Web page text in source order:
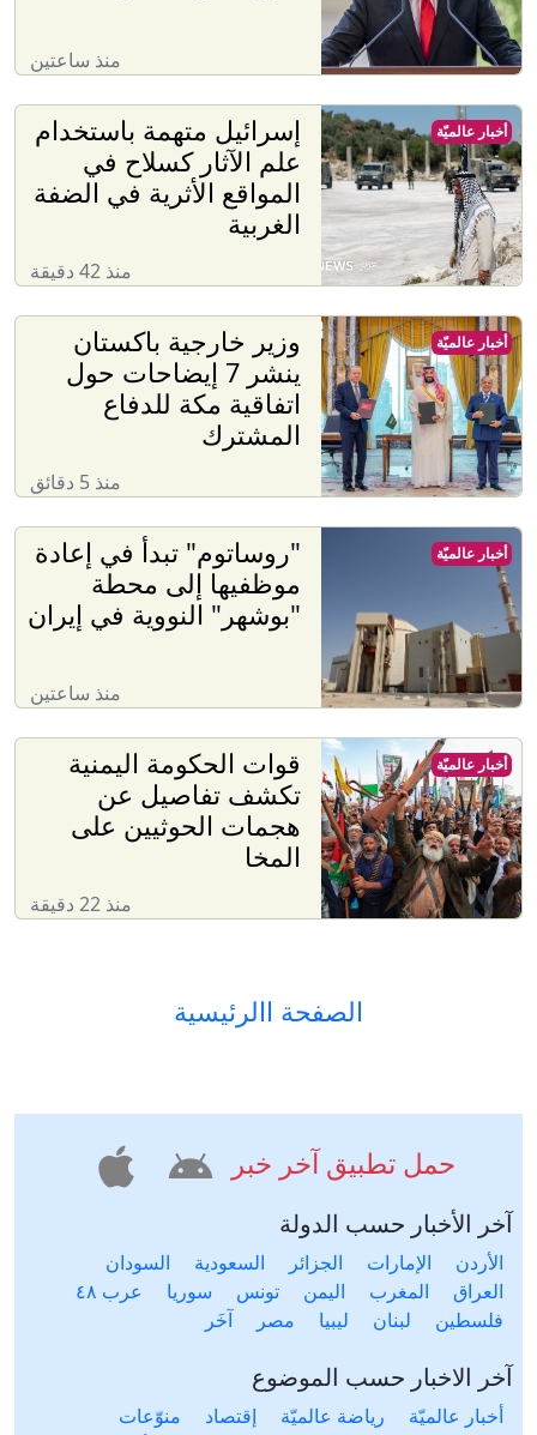
منذ ساعتين
إسرائيل متهمة باستخدام
علم الآثار كسلاح في
المواقع الأثرية في الضفة
الغربية
منذ 42 دقيقة
أخبار عالميّة
وزير خارجية باكستان
ينشر 7 إيضاحات حول
اتفاقية مكة للدفاع
المشترك
منذ 5 دقائق
أخبار عالميّة
"روساتوم" تبدأ في إعادة
موظفيها إلى محطة
"بوشهر" النووية في إيران
منذ ساعتين
أخبار عالميّة
قوات الحكومة اليمنية
تكشف تفاصيل عن
هجمات الحوثيين على
المخا
منذ 22 دقيقة
أخبار عالميّة
الصفحة االرئيسية
حمل تطبيق آخر خبر
آخر الأخبار حسب الدولة
الأردن الإمارات الجزائر السعودية
السودان
العراق
المغرب اليمن تونس سوريا
عرب ٤٨
فلسطين
لبنان ليبيا مصر آخَر
آخر الاخبار حسب الموضوع
أخبار عالميّة رياضة عالميّة إقتصاد
منوّعات